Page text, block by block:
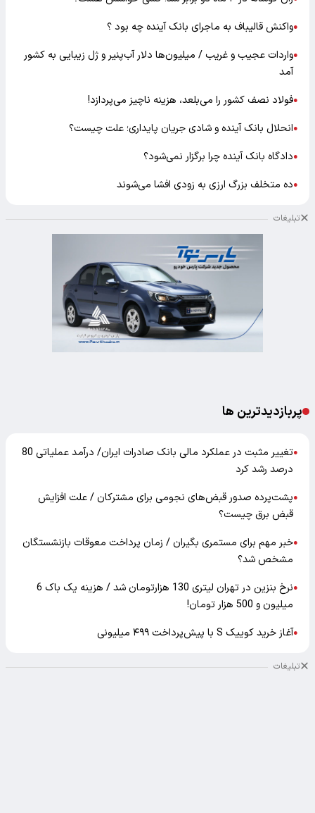
●واکنش قالیباف به ماجرای بانک آینده چه بود ؟
●واردات عجیب و غریب / میلیون‌ها دلار آب‌پنیر و ژل زیبایی به کشور
آمد
●فولاد نصف کشور را می‌بلعد، هزینه ناچیز می‌پردازد!
●انحلال بانک آینده و شادی جریان پایداری؛ علت چیست؟
●دادگاه بانک آینده چرا برگزار نمی‌شود؟
●ده متخلف بزرگ ارزی به زودی افشا می‌شوند
تبلیغات
پربازدیدترین ها
●
تغییر مثبت در عملکرد مالی بانک صادرات ایران/ درآمد عملیاتی 80
درصد رشد کرد
●پشت‌پرده صدور قبض‌های نجومی برای مشترکان / علت افزایش
قبض برق چیست؟
●خبر مهم برای مستمری بگیران / زمان پرداخت معوقات بازنشستگان
مشخص شد؟
●
نرخ بنزین در تهران لیتری 130 هزارتومان شد / هزینه یک باک 6
میلیون و 500 هزار تومان!
●آغاز خرید کوییک S با پیش‌پرداخت ۴۹۹ میلیونی
تبلیغات